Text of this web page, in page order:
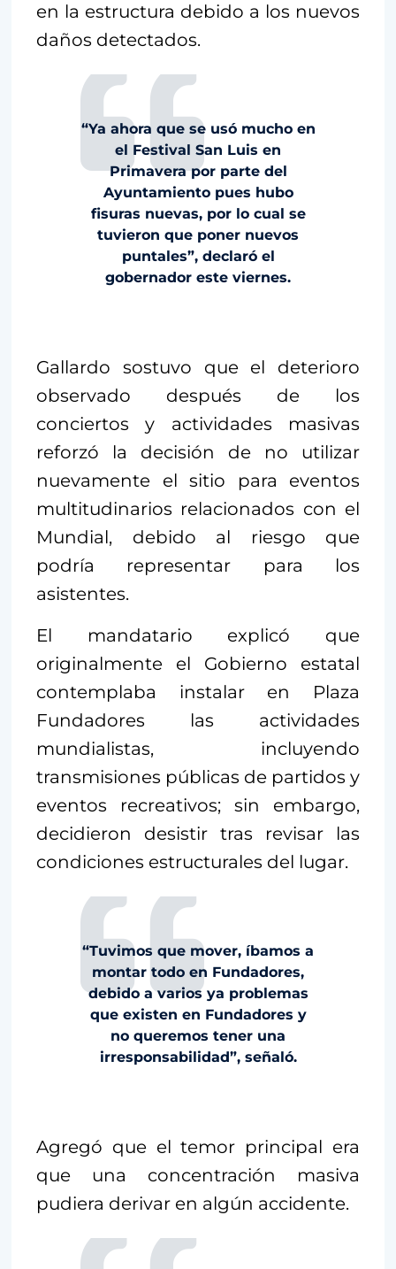
en la estructura debido a los nuevos
daños detectados.
“Ya ahora que se usó mucho en
el Festival San Luis en
Primavera por parte del
Ayuntamiento pues hubo
fisuras nuevas, por lo cual se
tuvieron que poner nuevos
puntales”, declaró el
gobernador este viernes.
Gallardo sostuvo que el deterioro
observado después de los
conciertos y actividades masivas
reforzó la decisión de no utilizar
nuevamente el sitio para eventos
multitudinarios relacionados con el
Mundial, debido al riesgo que
podría representar para los
asistentes.
El mandatario explicó que
originalmente el Gobierno estatal
contemplaba instalar en Plaza
Fundadores las actividades
mundialistas, incluyendo
transmisiones públicas de partidos y
eventos recreativos; sin embargo,
decidieron desistir tras revisar las
condiciones estructurales del lugar.
“Tuvimos que mover, íbamos a
montar todo en Fundadores,
debido a varios ya problemas
que existen en Fundadores y
no queremos tener una
irresponsabilidad”, señaló.
Agregó que el temor principal era
que una concentración masiva
pudiera derivar en algún accidente.